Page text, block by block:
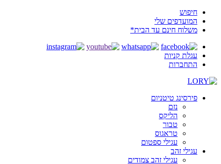
חיפוש
המועדפים שלי
משלוח חינם עד הבית*
עגלת קניות
התחברות
פירסינג טיטניום
נזם
הליקס
טבור
טראגוס
עגילי ספטום
עגילי זהב
עגילי זהב צמודים